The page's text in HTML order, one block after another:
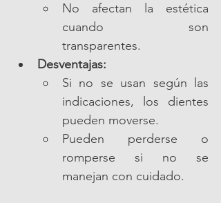
No afectan la estética
cuando son
transparentes.
Desventajas:
Si no se usan según las
indicaciones, los dientes
pueden moverse.
Pueden perderse o
romperse si no se
manejan con cuidado.